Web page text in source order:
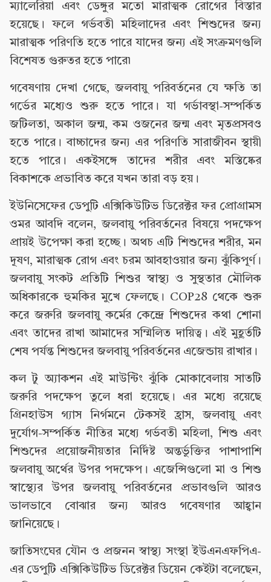
ম্যালেরিয়া এবং ডেঙ্গুর মতো মারাত্মক রোগের বিস্তার
হয়েছে। ফলে গর্ভবতী মহিলাদের এবং শিশুদের জন্য
মারাত্মক পরিণতি হতে পারে যাদের জন্য এই সংক্রমণগুলি
বিশেষত গুরুতর হতে পারে৷
গবেষণায় দেখা গেছে, জলবায়ু পরিবর্তনের যে ক্ষতি তা
গর্ভের মধ্যেও শুরু হতে পারে। যা গর্ভাবস্থা-সম্পর্কিত
জটিলতা, অকাল জন্ম, কম ওজনের জন্ম এবং মৃতপ্রসবও
হতে পারে। বাচ্চাদের জন্য এর পরিণতি সারাজীবন স্থায়ী
হতে পারে। একইসঙ্গে তাদের শরীর এবং মস্তিষ্কের
বিকাশকে প্রভাবিত করে যখন তারা বড় হয়।
ইউনিসেফের ডেপুটি এক্সিকিউটিভ ডিরেক্টর ফর প্রোগ্রামস
ওমর আবদি বলেন, জলবায়ু পরিবর্তনের বিষয়ে পদক্ষেপ
প্রায়ই উপেক্ষা করা হচ্ছে। অথচ এটি শিশুদের শরীর, মন
দূষণ, মারাত্মক রোগ এবং চরম আবহাওয়ার জন্য ঝুঁকিপূর্ণ।
জলবায়ু সংকট প্রতিটি শিশুর স্বাস্থ্য ও সুস্থতার মৌলিক
অধিকারকে হুমকির মুখে ফেলছে। COP28 থেকে শুরু
করে জরুরি জলবায়ু কর্মের কেন্দ্রে শিশুদের কথা শোনা
এবং তাদের রাখা আমাদের সম্মিলিত দায়িত্ব। এই মুহূর্তটি
শেষ পর্যন্ত শিশুদের জলবায়ু পরিবর্তনের এজেন্ডায় রাখার।
কল টু অ্যাকশন এই মাউন্টিং ঝুঁকি মোকাবেলায় সাতটি
জরুরি পদক্ষেপ তুলে ধরা হয়েছে। এর মধ্যে রয়েছে
গ্রিনহাউস গ্যাস নির্গমনে টেকসই হ্রাস, জলবায়ু এবং
দুর্যোগ-সম্পর্কিত নীতির মধ্যে গর্ভবতী মহিলা, শিশু এবং
শিশুদের প্রয়োজনীয়তার নির্দিষ্ট অন্তর্ভুক্তির পাশাপাশি
জলবায়ু অর্থের উপর পদক্ষেপ। এজেন্সিগুলো মা ও শিশু
স্বাস্থ্যের উপর জলবায়ু পরিবর্তনের প্রভাবগুলি আরও
ভালভাবে বোঝার জন্য আরও গবেষণার আহ্বান
জানিয়েছে।
জাতিসংঘের যৌন ও প্রজনন স্বাস্থ্য সংস্থা ইউএনএফপিএ-
এর ডেপুটি এক্সিকিউটিভ ডিরেক্টর ডিয়েন কেইটা বলেছেন,